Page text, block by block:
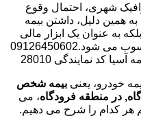
شهری، احتمال وقوع
همین دلیل، داشتن بیمه
به عنوان یک ابزار مالی
برای کاهش ریسک های احتمالی محسوب می شود.09126450602
کد نمایندگی 28010
خودرو، یعنی بیمه شخص
در منطقه فرودگاه، می
هر کدام را شرح می دهیم.